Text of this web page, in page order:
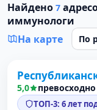
Найдено 7
иммунологи
На карте
5,0 превосходно
ТОП-3: 6 лет